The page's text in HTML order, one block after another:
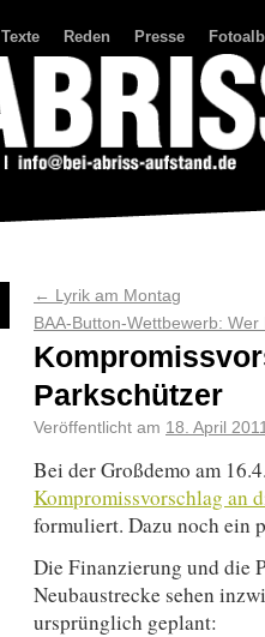
Texte Reden Presse
← Lyrik am Montag
BAA-Button-Wettbewerb:
Parkschützer
Veröffentlicht am 18. April
Bei der Großdemo am
Kompromissvorschlag an
formuliert. Dazu noch ein
Die Finanzierung und die
Neubaustrecke sehen
ursprünglich geplant: